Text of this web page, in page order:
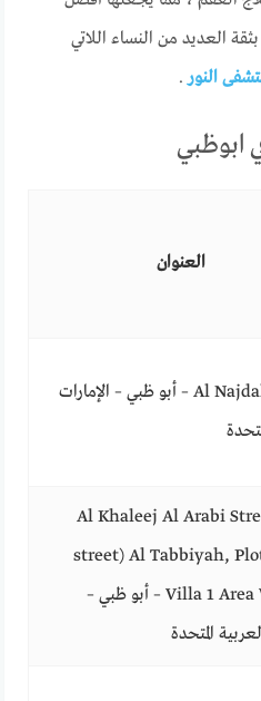
العديد من النساء اللاتي
النور.
ابوظبي
العنوان
Al Najdah Street – أبو ظبي – الإمارات
Al Khaleej Al Arabi
street) Al Tabbiyah,
Villa 1 Area W 18-03 – أبو ظبي –
المتحدة